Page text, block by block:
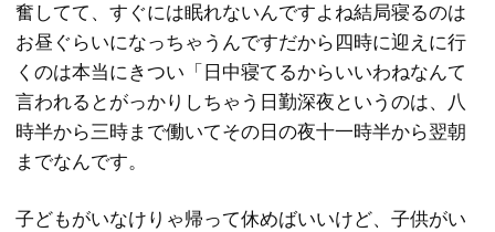
奮してて、すぐには眠れないんですよね結局寝るのは
お昼ぐらいになっちゃうんですだから四時に迎えに行
くのは本当にきつい「日中寝てるからいいわねなんて
言われるとがっかりしちゃう日勤深夜というのは、八
時半から三時まで働いてその日の夜十一時半から翌朝
までなんです。
子どもがいなけりゃ帰って休めばいいけど、子供がい